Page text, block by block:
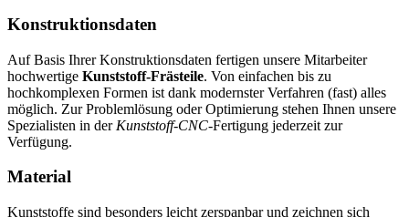
Konstruktionsdaten
Auf Basis Ihrer Konstruktionsdaten fertigen unsere Mitarbeiter
hochwertige Kunststoff-Frästeile. Von einfachen bis zu
hochkomplexen Formen ist dank modernster Verfahren (fast) alles
möglich. Zur Problemlösung oder Optimierung stehen Ihnen unsere
Spezialisten in der Kunststoff-CNC-Fertigung jederzeit zur
Verfügung.
Material
Kunststoffe sind besonders leicht zerspanbar und zeichnen sich